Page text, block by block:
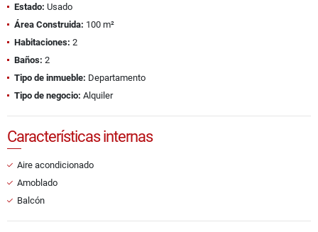
Estado: Usado
Área Construida: 100 m²
Habitaciones: 2
Baños: 2
Tipo de inmueble: Departamento
Tipo de negocio: Alquiler
Características internas
Aire acondicionado
Amoblado
Balcón